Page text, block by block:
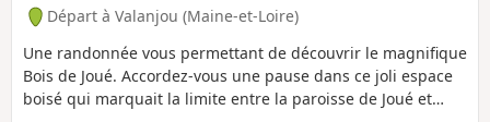
Départ à Valanjou (Maine-et-Loire)
Une randonnée vous permettant de découvrir le magnifique
Bois de Joué. Accordez-vous une pause dans ce joli espace
boisé qui marquait la limite entre la paroisse de Joué et